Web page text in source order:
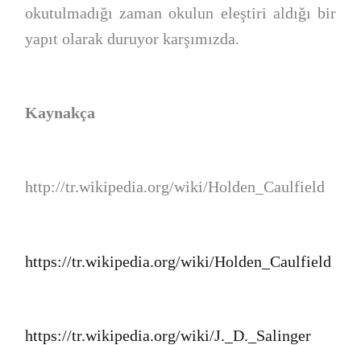
okutulmadığı zaman okulun eleştiri aldığı bir
yapıt olarak duruyor karşımızda.
Kaynakça
http://tr.wikipedia.org/wiki/Holden_Caulfield
https://tr.wikipedia.org/wiki/Holden_Caulfield
https://tr.wikipedia.org/wiki/J._D._Salinger